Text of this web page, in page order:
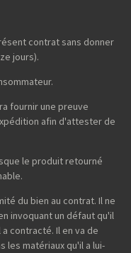
contrat sans donner
jours).
fournir une preuve
afin d'attester de
le produit retourné
du bien au contrat. Il ne
invoquant un défaut qu'il
contracté. Il en va de
les matériaux qu'il a lui-